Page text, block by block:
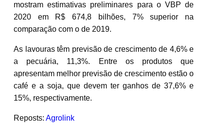
mostram estimativas preliminares para o VBP de
2020 em R$ 674,8 bilhões, 7% superior na
comparação com o de 2019.
As lavouras têm previsão de crescimento de 4,6% e
a pecuária, 11,3%. Entre os produtos que
apresentam melhor previsão de crescimento estão o
café e a soja, que devem ter ganhos de 37,6% e
15%, respectivamente.
Reposts: Agrolink